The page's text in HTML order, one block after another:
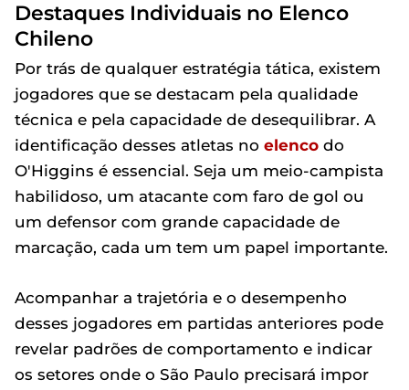
Destaques Individuais no Elenco
Chileno
Por trás de qualquer estratégia tática, existem
jogadores que se destacam pela qualidade
técnica e pela capacidade de desequilibrar. A
identificação desses atletas no elenco do
O'Higgins é essencial. Seja um meio-campista
habilidoso, um atacante com faro de gol ou
um defensor com grande capacidade de
marcação, cada um tem um papel importante.
Acompanhar a trajetória e o desempenho
desses jogadores em partidas anteriores pode
revelar padrões de comportamento e indicar
os setores onde o São Paulo precisará impor